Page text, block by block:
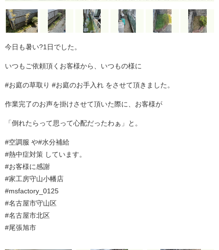
今日も暑い?1日でした。
いつもご依頼頂くお客様から、いつもの様に
#お庭の草取り #お庭のお手入れ をさせて頂きました。
作業完了のお声を掛けさせて頂いた際に、お客様が
「倒れたらって思って心配だったわぁ」と。
#空調服 や#水分補給
#熱中症対策 しています。
#お客様に感謝
#家工房守山小幡店
#msfactory_0125
#名古屋市守山区
#名古屋市北区
#尾張旭市